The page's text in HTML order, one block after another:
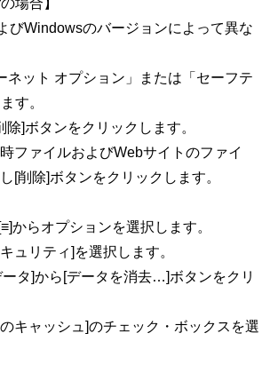
場合】
びWindowsのバージョンによって異な
ネット オプション」または「セーフテ
す。
除]ボタンをクリックします。
ファイルおよびWebサイトのファイ
[削除]ボタンをクリックします。
からオプションを選択します。
ュリティ]を選択します。
タ]から[データを消去…]ボタンをクリ
キャッシュ]のチェック・ボックスを選